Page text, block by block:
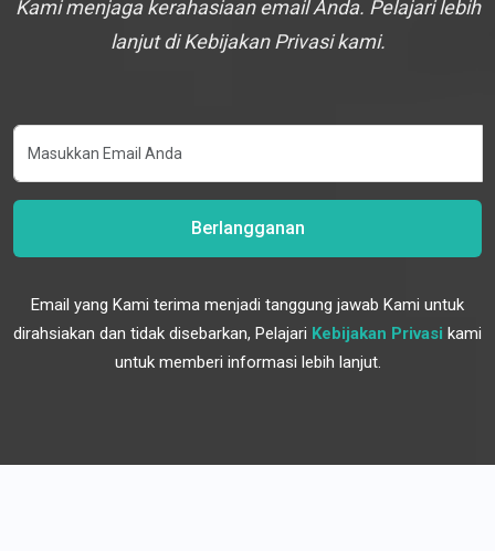
Kami menjaga kerahasiaan email Anda. Pelajari lebih
lanjut di Kebijakan Privasi kami.
Berlangganan
Email yang Kami terima menjadi tanggung jawab Kami untuk
dirahsiakan dan tidak disebarkan, Pelajari Kebijakan Privasi kami
untuk memberi informasi lebih lanjut.